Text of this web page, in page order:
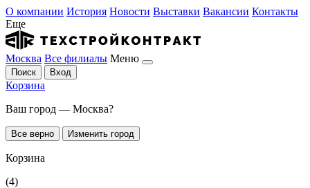
О компании История Новости Выставки Вакансии Контакты
Еще
Москва Все филиалы Меню
Поиск Вход
Корзина
Ваш город — Москва?
Все верно Изменить город
Корзина
(4)